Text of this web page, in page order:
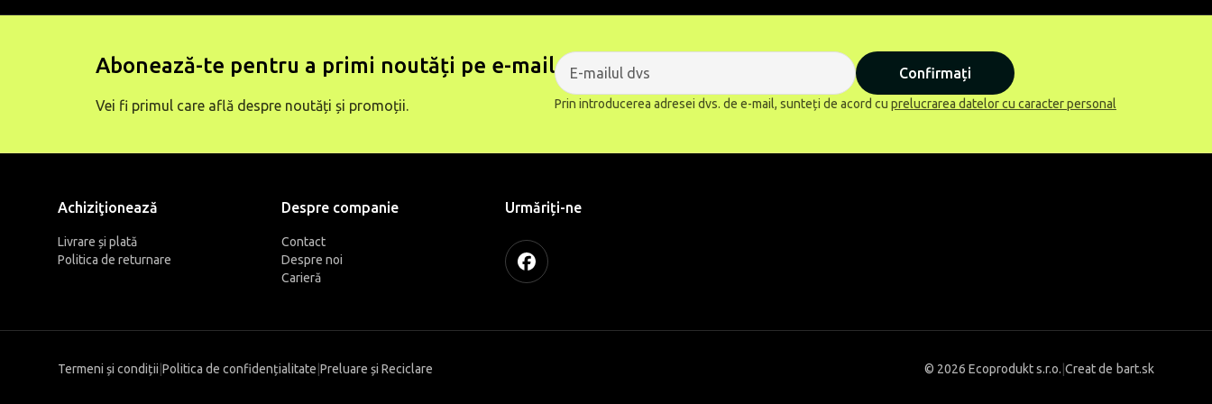
Abonează-te pentru a primi noutăți pe e-mail
Vei fi primul care află despre noutăți și promoții.
Confirmați
Prin introducerea adresei dvs. de e-mail, sunteți de acord cu prelucrarea datelor cu caracter personal
Achiziţionează
Livrare și plată
Politica de returnare
Despre companie
Contact
Despre noi
Carieră
Urmăriți-ne
Termeni și condiții Politica de confidențialitate Preluare și Reciclare © 2026 Ecoprodukt s.r.o. Creat de bart.sk